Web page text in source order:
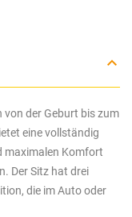
von der Geburt bis zum
eine vollständig
maximalen Komfort
Der Sitz hat drei
die im Auto oder